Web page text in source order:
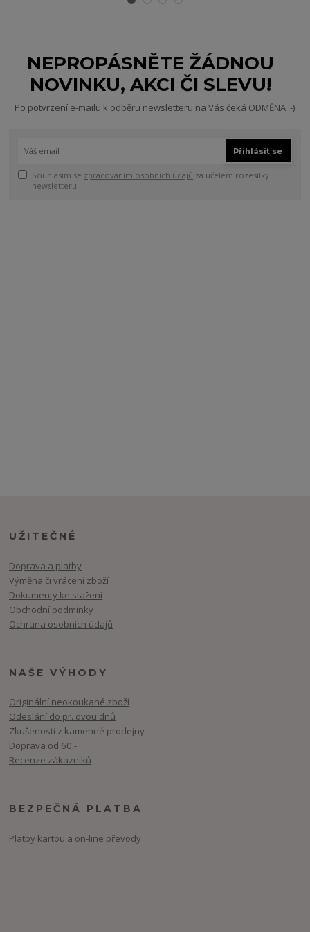
NEPROPÁSNĚTE ŽÁDNOU
NOVINKU, AKCI ČI SLEVU!
Po potvrzení e-mailu k odběru newsletteru na Vás čeká ODMĚNA :-)
Přihlásit se
Souhlasím se zpracováním osobních údajů za účelem rozesílky
newsletteru.
UŽITEČNÉ
Doprava a platby
Výměna či vrácení zboží
Dokumenty ke stažení
Obchodní podmínky
Ochrana osobních údajů
NAŠE VÝHODY
Originální neokoukané zboží
Odeslání do pr. dvou dnů
Zkušenosti z kamenné prodejny
Doprava od 60,-
Recenze zákazníků
BEZPEČNÁ PLATBA
Platby kartou a on-line převody